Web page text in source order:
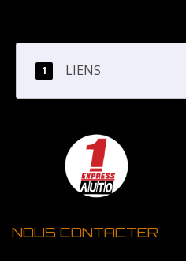
LIENS
NOUS CONTACTER